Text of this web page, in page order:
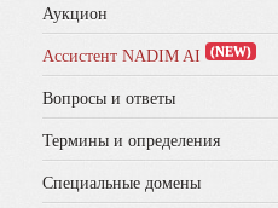
Аукцион
Ассистент NADIM AI (NEW)
Вопросы и ответы
Термины и определения
Специальные домены